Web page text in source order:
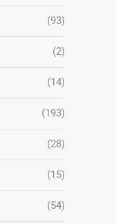
(93)
(2)
(14)
(193)
(28)
(15)
(54)